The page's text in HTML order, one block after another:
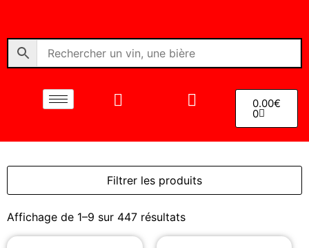
0.00€
0
Filtrer les produits
Affichage de 1–9 sur 447 résultats